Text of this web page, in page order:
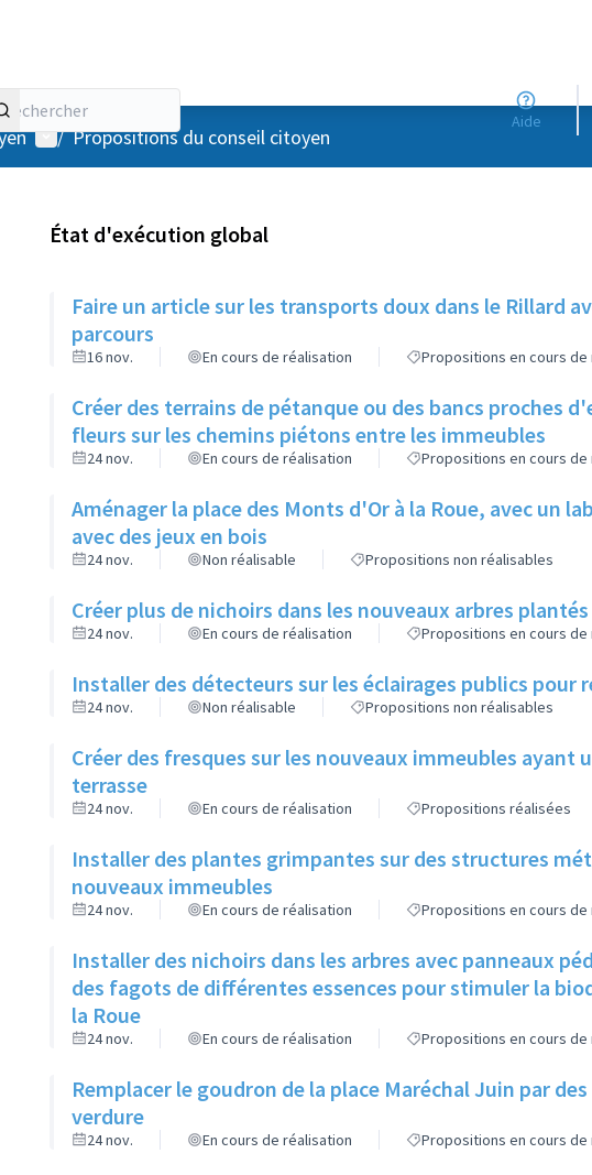
Aide
Menu utilisateur
/ Propositions du conseil citoyen
État d'exécution global
Faire un article sur les transports doux dans le Rillard
parcours
16 nov. En cours de réalisation Propositions en cours de
Créer des terrains de pétanque ou des bancs proches
fleurs sur les chemins piétons entre les immeubles
24 nov. En cours de réalisation Propositions en cours de
Aménager la place des Monts d'Or à la Roue, avec un
avec des jeux en bois
24 nov. Non réalisable Propositions non réalisables
Créer plus de nichoirs dans les nouveaux arbres
24 nov. En cours de réalisation Propositions en cours de
Installer des détecteurs sur les éclairages publics
24 nov. Non réalisable Propositions non réalisables
Créer des fresques sur les nouveaux immeubles ayant
terrasse
24 nov. En cours de réalisation Propositions réalisées
Installer des plantes grimpantes sur des structures
nouveaux immeubles
24 nov. En cours de réalisation Propositions en cours de
Installer des nichoirs dans les arbres avec panneaux
des fagots de différentes essences pour stimuler la
la Roue
24 nov. En cours de réalisation Propositions en cours de
Remplacer le goudron de la place Maréchal Juin par
verdure
24 nov. En cours de réalisation Propositions en cours de